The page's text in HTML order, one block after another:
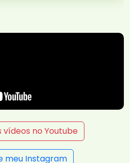
vídeos no Youtube
meu Instagram